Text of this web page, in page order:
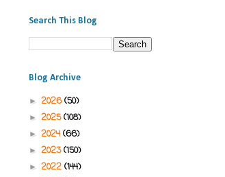
Search This Blog
Blog Archive
► 2026(50)
► 2025(108)
► 2024 (66)
► 2023(150)
► 2022 (144)